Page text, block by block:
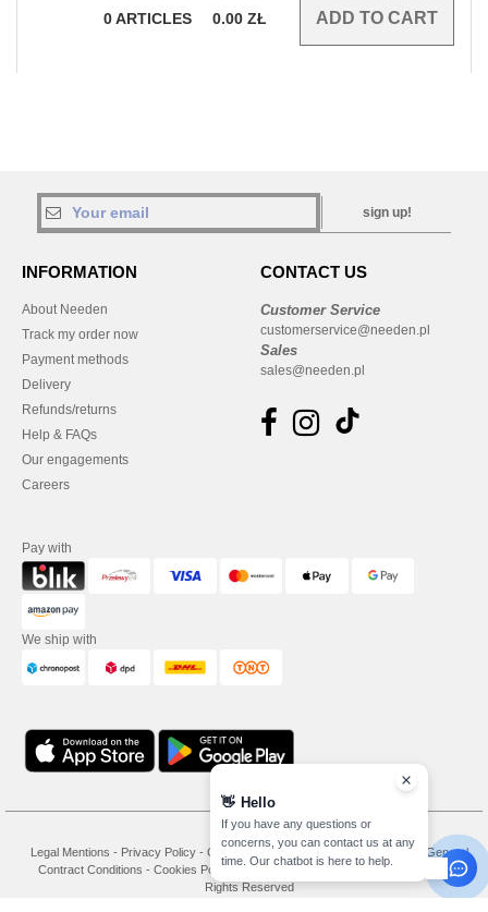
0ARTICLES 0.00 ZŁ
sign up!
INFORMATION
About Needen
Track my order now
Payment methods
Delivery
Refunds/returns
Help & FAQs
Our engagements
Careers
CONTACT US
Customer Service
customerservice@needen.pl
Sales
sales@needen.pl
Pay with
We ship with
Legal Mentions - Privacy Policy - General Conditions Of Access And Use
General
Contract Conditions - Cookies Policy
Copyright 2026 needen.pl - All
Rights Reserved
👋 Hello
If you have any questions or
concerns, you can contact us at any
time. Our chatbot is here to help.